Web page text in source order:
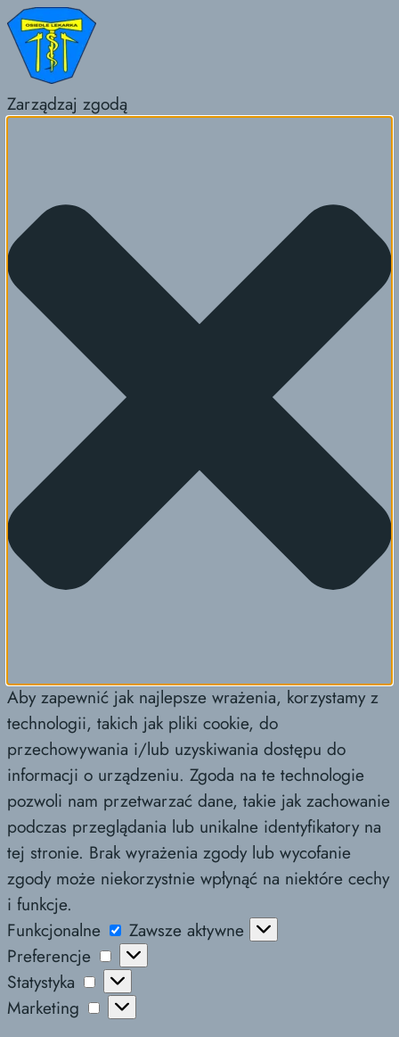
Zarządzaj zgodą
Aby zapewnić jak najlepsze wrażenia, korzystamy z
technologii, takich jak pliki cookie, do
przechowywania i/lub uzyskiwania dostępu do
informacji o urządzeniu. Zgoda na te technologie
pozwoli nam przetwarzać dane, takie jak zachowanie
podczas przeglądania lub unikalne identyfikatory na
tej stronie. Brak wyrażenia zgody lub wycofanie
zgody może niekorzystnie wpłynąć na niektóre cechy
i funkcje.
Funkcjonalne
Funkcjonalne
Zawsze aktywne
Preferencje
Preferencje
Statystyka
Statystyka
Marketing
Marketing